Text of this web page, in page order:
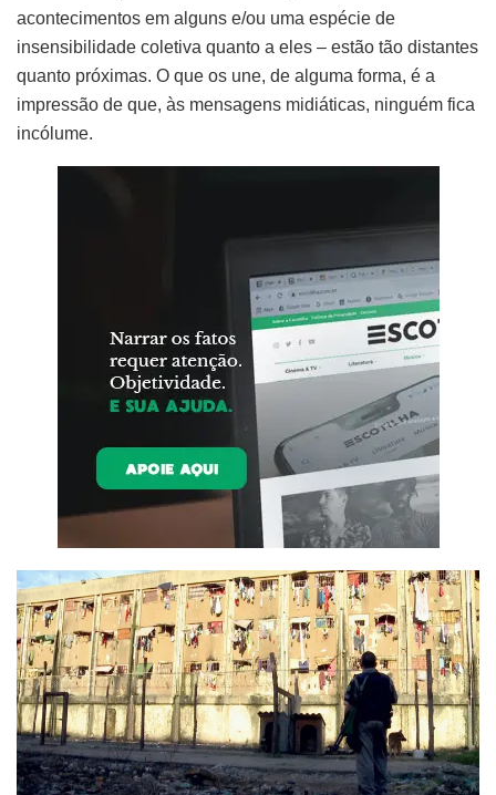
acontecimentos em alguns e/ou uma espécie de
insensibilidade coletiva quanto a eles – estão tão distantes
quanto próximas. O que os une, de alguma forma, é a
impressão de que, às mensagens midiáticas, ninguém fica
incólume.